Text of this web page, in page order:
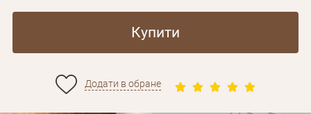
Купити
Додати в обране